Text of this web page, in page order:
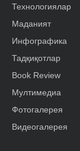
Технологиялар
Маданият
Инфографика
Тадқиқотлар
Book Review
Мултимедиа
Фотогалерея
Видеогалерея